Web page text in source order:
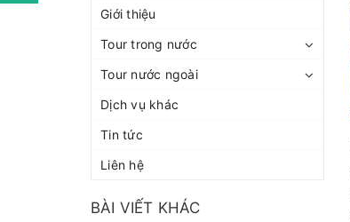
Giới thiệu
Tour trong nước
Tour nước ngoài
Dịch vụ khác
Tin tức
Liên hệ
BÀI VIẾT KHÁC